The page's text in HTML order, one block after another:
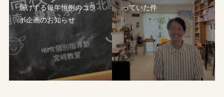
届けする毎年恒例のコラ
ボ企画のお知らせ
っていた件